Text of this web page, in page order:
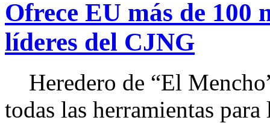
Ofrece EU más de 100
líderes del CJNG
Heredero de “El
todas las herramientas